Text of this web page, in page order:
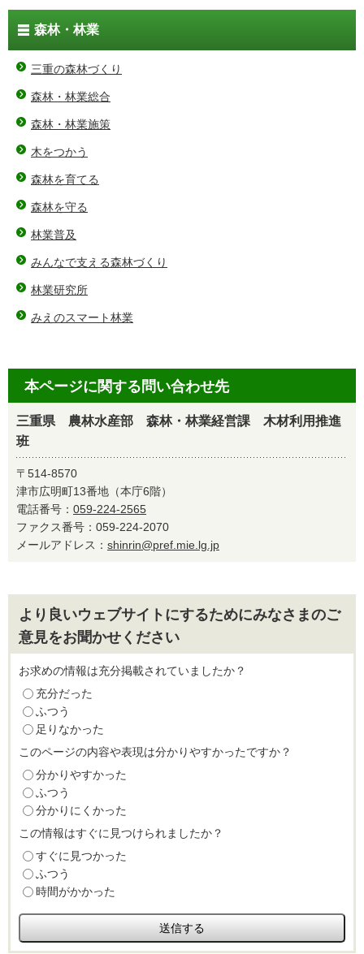
森林・林業
三重の森林づくり
森林・林業総合
森林・林業施策
木をつかう
森林を育てる
森林を守る
林業普及
みんなで支える森林づくり
林業研究所
みえのスマート林業
本ページに関する問い合わせ先
三重県 農林水産部 森林・林業経営課 木材利用推進
班
〒514-8570
津市広明町13番地（本庁6階）
電話番号： 059-224-2565
ファクス番号：059-224-2070
メールアドレス： shinrin@pref.mie.lg.jp
より良いウェブサイトにするためにみなさまのご
意見をお聞かせください
お求めの情報は充分掲載されていましたか？
充分だった
ふつう
足りなかった
このページの内容や表現は分かりやすかったですか？
分かりやすかった
ふつう
分かりにくかった
この情報はすぐに見つけられましたか？
すぐに見つかった
ふつう
時間がかかった